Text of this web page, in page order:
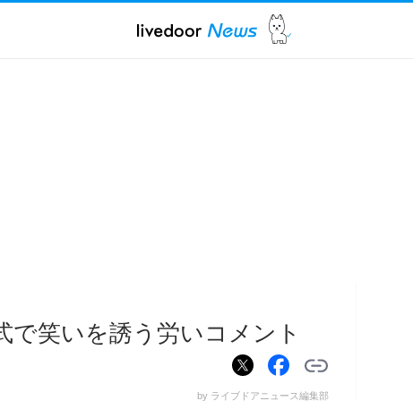
で笑いを誘う労いコメント
by ライブドアニュース編集部